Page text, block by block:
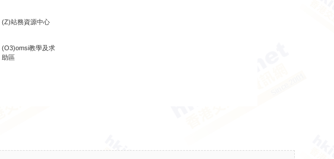
(Z)站務資源中心
(O3)omsi教學及求
助區